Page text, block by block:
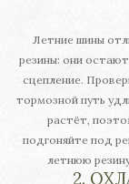
Летние шины
резины: они
сцепление.
тормозной путь
растёт,
подгоняйте под
летнюю
2.